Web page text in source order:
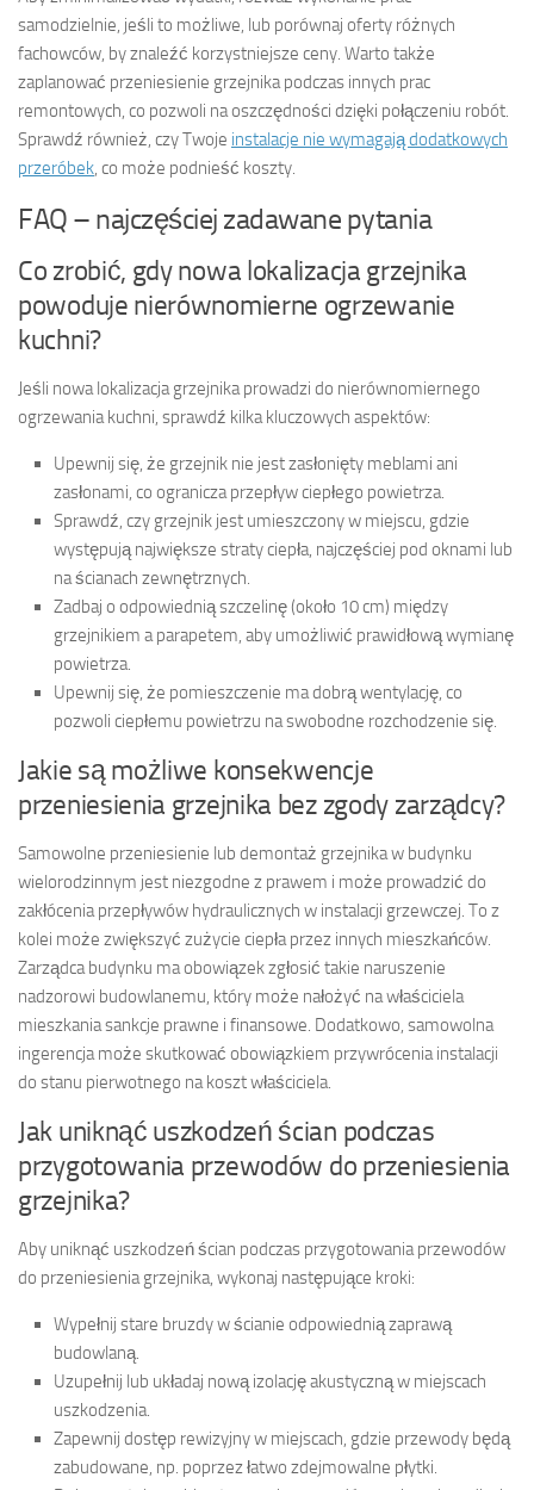
samodzielnie, jeśli to możliwe, lub porównaj oferty różnych
fachowców, by znaleźć korzystniejsze ceny. Warto także
zaplanować przeniesienie grzejnika podczas innych prac
remontowych, co pozwoli na oszczędności dzięki połączeniu robót.
Sprawdź również, czy Twoje instalacje nie wymagają dodatkowych
przeróbek, co może podnieść koszty.
FAQ – najczęściej zadawane pytania
Co zrobić, gdy nowa lokalizacja grzejnika
powoduje nierównomierne ogrzewanie
kuchni?
Jeśli nowa lokalizacja grzejnika prowadzi do nierównomiernego
ogrzewania kuchni, sprawdź kilka kluczowych aspektów:
Upewnij się, że grzejnik nie jest zasłonięty meblami ani
zasłonami, co ogranicza przepływ ciepłego powietrza.
Sprawdź, czy grzejnik jest umieszczony w miejscu, gdzie
występują największe straty ciepła, najczęściej pod oknami lub
na ścianach zewnętrznych.
Zadbaj o odpowiednią szczelinę (około 10 cm) między
grzejnikiem a parapetem, aby umożliwić prawidłową wymianę
powietrza.
Upewnij się, że pomieszczenie ma dobrą wentylację, co
pozwoli ciepłemu powietrzu na swobodne rozchodzenie się.
Jakie są możliwe konsekwencje
przeniesienia grzejnika bez zgody zarządcy?
Samowolne przeniesienie lub demontaż grzejnika w budynku
wielorodzinnym jest niezgodne z prawem i może prowadzić do
zakłócenia przepływów hydraulicznych w instalacji grzewczej. To z
kolei może zwiększyć zużycie ciepła przez innych mieszkańców.
Zarządca budynku ma obowiązek zgłosić takie naruszenie
nadzorowi budowlanemu, który może nałożyć na właściciela
mieszkania sankcje prawne i finansowe. Dodatkowo, samowolna
ingerencja może skutkować obowiązkiem przywrócenia instalacji
do stanu pierwotnego na koszt właściciela.
Jak uniknąć uszkodzeń ścian podczas
przygotowania przewodów do przeniesienia
grzejnika?
Aby uniknąć uszkodzeń ścian podczas przygotowania przewodów
do przeniesienia grzejnika, wykonaj następujące kroki:
Wypełnij stare bruzdy w ścianie odpowiednią zaprawą
budowlaną.
Uzupełnij lub układaj nową izolację akustyczną w miejscach
uszkodzenia.
Zapewnij dostęp rewizyjny w miejscach, gdzie przewody będą
zabudowane, np. poprzez łatwo zdejmowalne płytki.